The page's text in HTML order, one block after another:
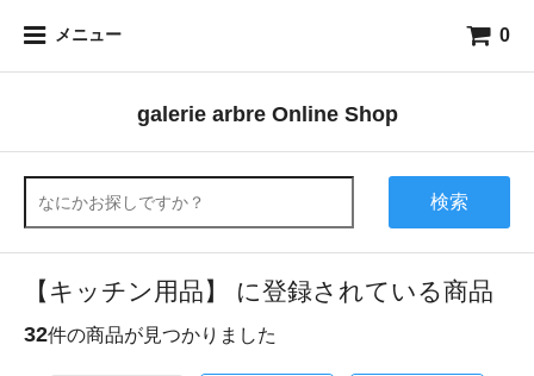
メニュー 0
galerie arbre Online Shop
検索
【キッチン用品】 に登録されている商品
32件の商品が見つかりました